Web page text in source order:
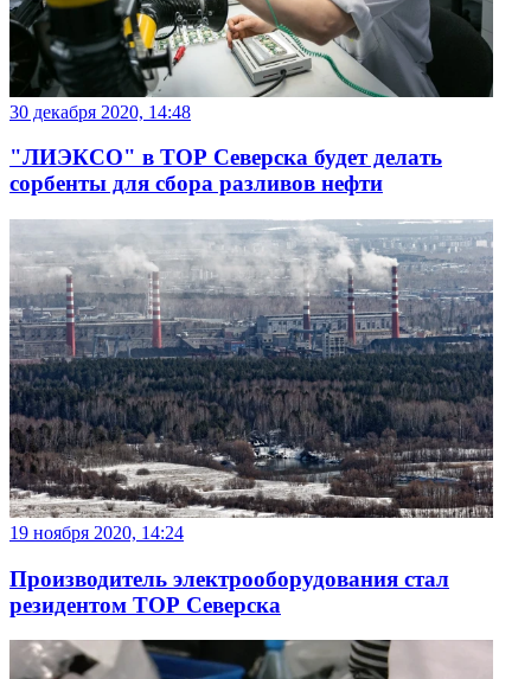
30 декабря 2020, 14:48
"ЛИЭКСО" в ТОР Северска будет делать
сорбенты для сбора разливов нефти
19 ноября 2020, 14:24
Производитель электрооборудования стал
резидентом ТОР Северска